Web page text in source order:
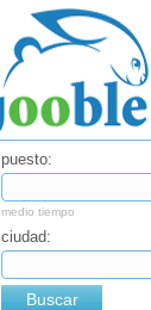
puesto:
medio tiempo
ciudad:
Buscar